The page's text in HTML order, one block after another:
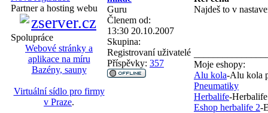
Partner a hosting webu
Spolupráce
Webové stránky a
aplikace na míru
Bazény, sauny
Virtuální sídlo pro firmy
v Praze.
Guru
Členem od:
13:30 20.10.2007
Skupina:
Registrovaní uživatelé
Příspěvky: 357
Najdeš to v
Moje eshopy:
Alu kola-Alu kola
Pneumatiky
Herbalife-
Eshop herbalife 2-